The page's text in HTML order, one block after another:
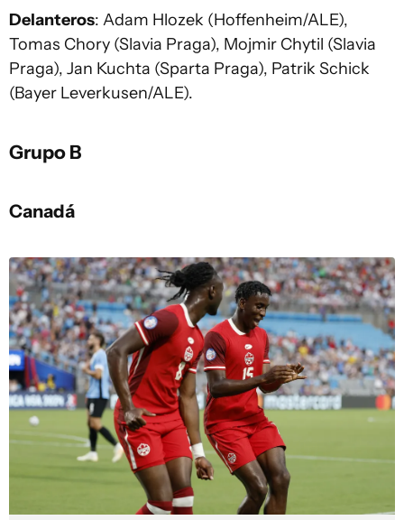
Delanteros: Adam Hlozek (Hoffenheim/ALE),
Tomas Chory (Slavia Praga), Mojmir Chytil (Slavia
Praga), Jan Kuchta (Sparta Praga), Patrik Schick
(Bayer Leverkusen/ALE).
Grupo B
Canadá